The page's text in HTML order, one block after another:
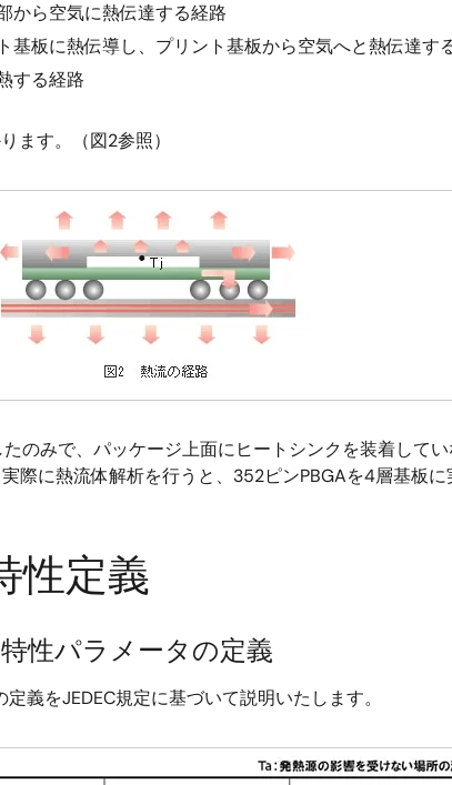
から空気に熱伝達する経路
基板に熱伝導し、プリント基板から空気へと熱伝達す
する経路
ます。（図2参照）
のみで、パッケージ上面にヒートシンクを装着して
際に熱流体解析を行うと、352ピンPBGAを4層基板
定義
性パラメータの定義
義をJEDEC規定に基づいて説明いたします。